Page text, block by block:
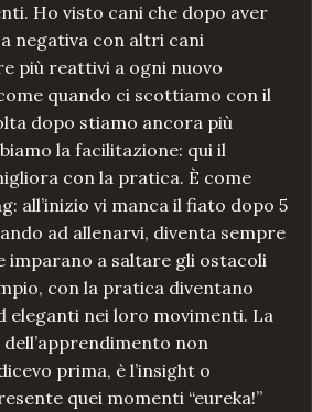
Ho visto cani che dopo aver
negativa con altri cani
più reattivi a ogni nuovo
quando ci scottiamo con il
dopo stiamo ancora più
la facilitazione: qui il
con la pratica. È come
all’inizio vi manca il fiato dopo 5
ad allenarvi, diventa sempre
imparano a saltare gli ostacoli
con la pratica diventano
eleganti nei loro movimenti. La
non
prima, è l’insight o
quei momenti “eureka!”